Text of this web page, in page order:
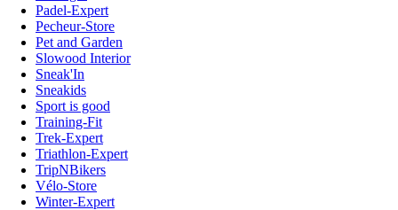
Padel-Expert
Pecheur-Store
Pet and Garden
Slowood Interior
Sneak'In
Sneakids
Sport is good
Training-Fit
Trek-Expert
Triathlon-Expert
TripNBikers
Vélo-Store
Winter-Expert